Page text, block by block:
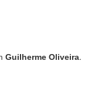
Guilherme Oliveira.